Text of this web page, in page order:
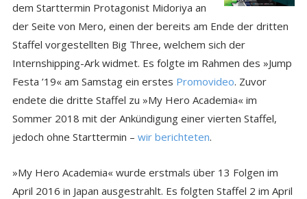
dem Starttermin Protagonist Midoriya an
der Seite von Mero, einen der bereits am Ende der dritten
Staffel vorgestellten Big Three, welchem sich der
Internshipping-Ark widmet. Es folgte im Rahmen des »Jump
Festa ’19« am Samstag ein erstes Promovideo. Zuvor
endete die dritte Staffel zu »My Hero Academia« im
Sommer 2018 mit der Ankündigung einer vierten Staffel,
jedoch ohne Starttermin – wir berichteten.
»My Hero Academia« wurde erstmals über 13 Folgen im
April 2016 in Japan ausgestrahlt. Es folgten Staffel 2 im April